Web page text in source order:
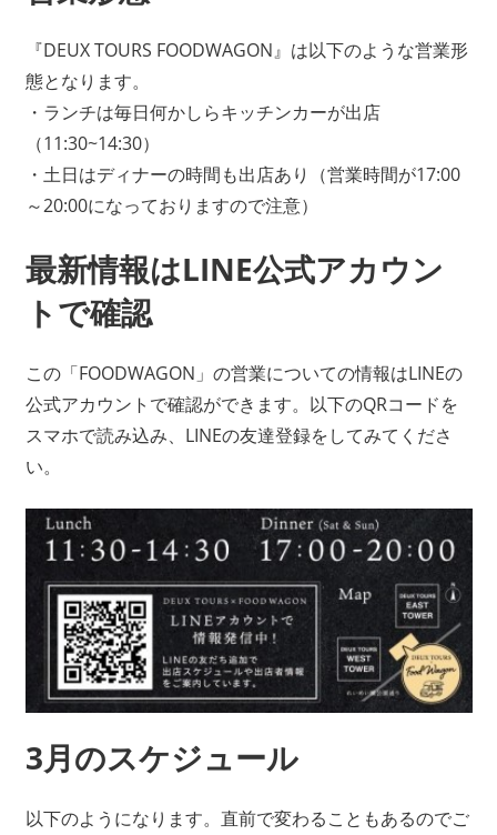
『DEUX TOURS FOODWAGON』は以下のような営業形
態となります。
・ランチは毎日何かしらキッチンカーが出店
（11:30~14:30）
・土日はディナーの時間も出店あり（営業時間が17:00
～20:00になっておりますので注意）
最新情報はLINE公式アカウン
トで確認
この「FOODWAGON」の営業についての情報はLINEの
公式アカウントで確認ができます。以下のQRコードを
スマホで読み込み、LINEの友達登録をしてみてくださ
い。
3月のスケジュール
以下のようになります。直前で変わることもあるのでご